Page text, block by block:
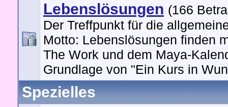
Lebenslösungen (166
Der Treffpunkt für die
Motto: Lebenslösungen finden
The Work und dem Maya-
Grundlage von "Ein Kurs in
Spezielles